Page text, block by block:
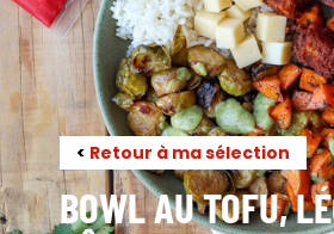
< Retour à ma sélection
BOWL AU TOFU,